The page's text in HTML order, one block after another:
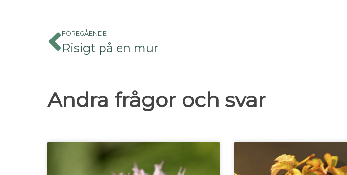
FÖREGÅENDE
Risigt på en mur
Andra frågor och svar